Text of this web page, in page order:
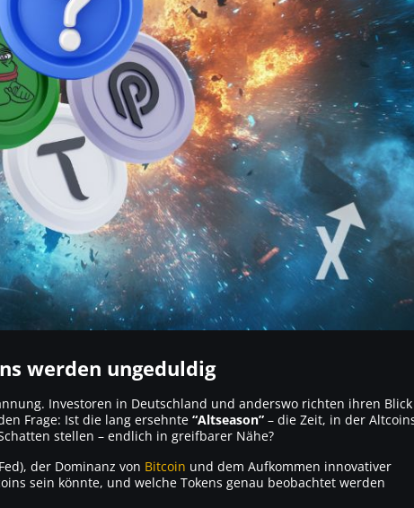
werden ungeduldig
Investoren in Deutschland und anderswo richten ihren Blick
Frage: Ist die lang ersehnte “Altseason” – die Zeit, in der
stellen – endlich in greifbarer Nähe?
der Dominanz von Bitcoin und dem Aufkommen innovativer
sein könnte, und welche Tokens genau beobachtet werden